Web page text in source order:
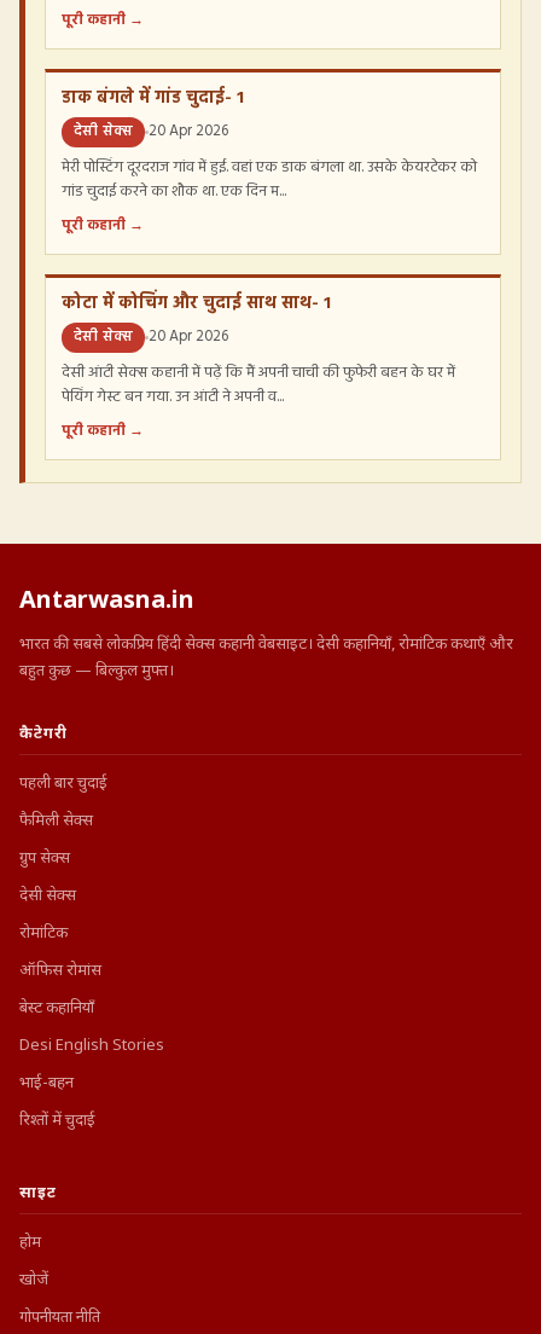
पूरी कहानी →
डाक बंगले में गांड चुदाई- 1
देसी सेक्स 20 Apr 2026
मेरी पोस्टिंग दूरदराज गांव में हुई. वहां एक डाक बंगला था. उसके केयरटेकर को
गांड चुदाई करने का शौक था. एक दिन म...
पूरी कहानी →
कोटा में कोचिंग और चुदाई साथ साथ- 1
देसी सेक्स 20 Apr 2026
देसी आंटी सेक्स कहानी में पढ़ें कि मैं अपनी चाची की फुफेरी बहन के घर में
पेयिंग गेस्ट बन गया. उन आंटी ने अपनी व...
पूरी कहानी →
Antarwasna.in
भारत की सबसे लोकप्रिय हिंदी सेक्स कहानी वेबसाइट। देसी कहानियाँ, रोमांटिक कथाएँ और
बहुत कुछ — बिल्कुल मुफ्त।
कैटेगरी
पहली बार चुदाई
फैमिली सेक्स
ग्रुप सेक्स
देसी सेक्स
रोमांटिक
ऑफिस रोमांस
बेस्ट कहानियाँ
Desi English Stories
भाई-बहन
रिश्तों में चुदाई
साइट
होम
खोजें
गोपनीयता नीति